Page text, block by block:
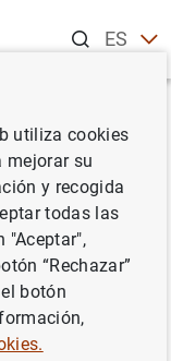
ESEN
utiliza cookies
mejorar su
y recogida
todas las
"Aceptar",
“Rechazar”
botón